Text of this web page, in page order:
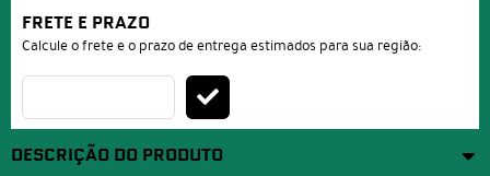
FRETE E PRAZO
Calcule o frete e o prazo de entrega estimados para sua região:
DESCRIÇÃO DO PRODUTO